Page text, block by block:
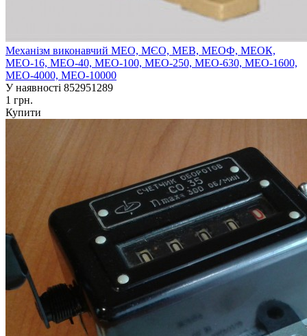
Механізм виконавчий МЕО, МЄО, МЕВ, МЕОФ, МЕОК,
МЕО-16, МЕО-40, МЕО-100, МЕО-250, МЕО-630, МЕО-1600,
МЕО-4000, МЕО-10000
У наявності 852951289
1 грн.
Купити